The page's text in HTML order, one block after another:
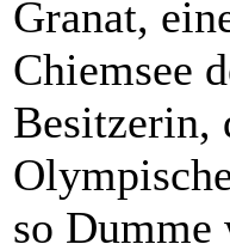
Granat,
Chiemsee
Besitzerin,
so Dumme